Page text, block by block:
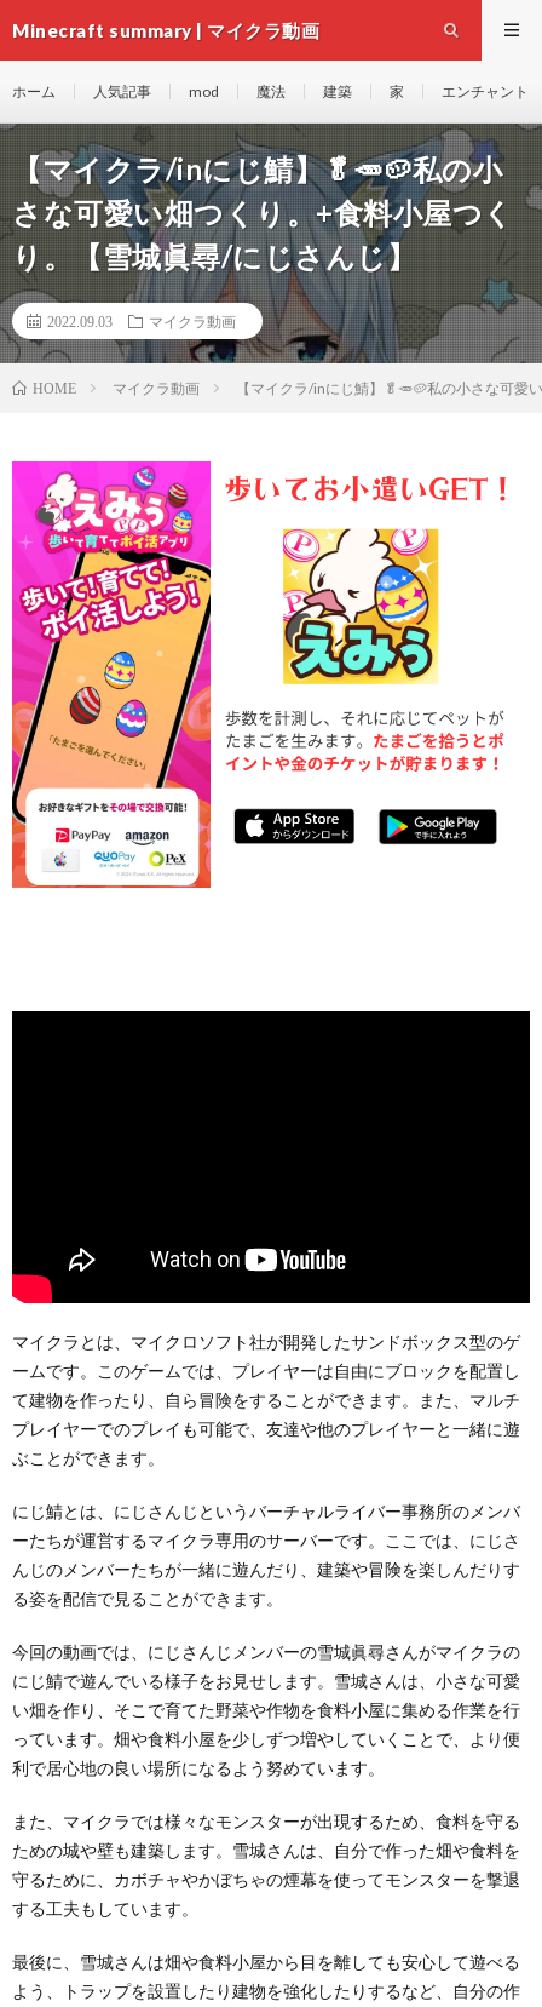
Minecraft summary | マイクラ動画
ホーム 人気記事 mod 魔法 建築 家 エンチャント
【マイクラ/inにじ鯖】🥬🥕🥔私の小
さな可愛い畑つくり。+食料小屋つく
り。【雪城眞尋/にじさんじ】
2022.09.03 マイクラ動画
HOME マイクラ動画 【マイクラ/inにじ鯖】🥬🥕🥔私の小さな可
マイクラとは、マイクロソフト社が開発したサンドボックス型のゲ
ームです。このゲームでは、プレイヤーは自由にブロックを配置し
て建物を作ったり、自ら冒険をすることができます。また、マルチ
プレイヤーでのプレイも可能で、友達や他のプレイヤーと一緒に遊
ぶことができます。
にじ鯖とは、にじさんじというバーチャルライバー事務所のメンバ
ーたちが運営するマイクラ専用のサーバーです。ここでは、にじさ
んじのメンバーたちが一緒に遊んだり、建築や冒険を楽しんだりす
る姿を配信で見ることができます。
今回の動画では、にじさんじメンバーの雪城眞尋さんがマイクラの
にじ鯖で遊んでいる様子をお見せします。雪城さんは、小さな可愛
い畑を作り、そこで育てた野菜や作物を食料小屋に集める作業を行
っています。畑や食料小屋を少しずつ増やしていくことで、より便
利で居心地の良い場所になるよう努めています。
また、マイクラでは様々なモンスターが出現するため、食料を守る
ための城や壁も建築します。雪城さんは、自分で作った畑や食料を
守るために、カボチャやかぼちゃの煙幕を使ってモンスターを撃退
する工夫もしています。
最後に、雪城さんは畑や食料小屋から目を離しても安心して遊べる
よう、トラップを設置したり建物を強化したりするなど、自分の作